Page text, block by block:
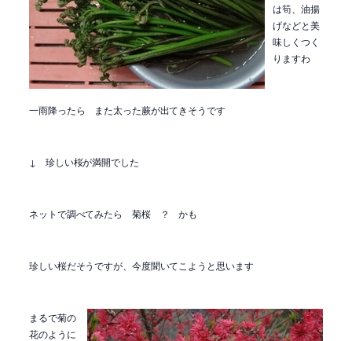
は筍、油揚
げなどと美
味しくつく
りますわ
一雨降ったら また太った蕨が出てきそうです
↓ 珍しい桜が満開でした
ネットで調べてみたら 菊桜 ？ かも
珍しい桜だそうですが、今度聞いてこようと思います
まるで菊の
花のように